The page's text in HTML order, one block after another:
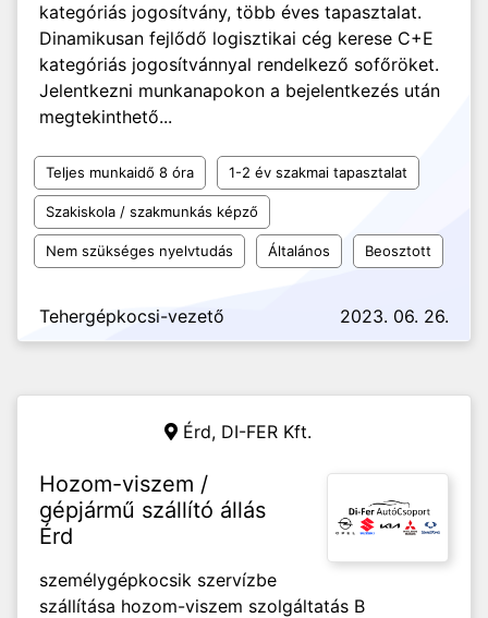
kategóriás jogosítvány, több éves tapasztalat.
Dinamikusan fejlődő logisztikai cég kerese C+E
kategóriás jogosítvánnyal rendelkező sofőröket.
Jelentkezni munkanapokon a bejelentkezés után
megtekinthető...
Teljes munkaidő 8 óra 1-2 év szakmai tapasztalat
Szakiskola / szakmunkás képző
Nem szükséges nyelvtudás Általános Beosztott
Tehergépkocsi-vezető 2023. 06. 26.
Érd, DI-FER Kft.
Hozom-viszem /
gépjármű szállító állás
Érd
személygépkocsik szervízbe
szállítása hozom-viszem szolgáltatás B